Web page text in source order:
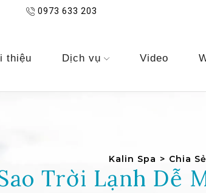
0973 633 203
thiệu Dịch vụ Video
Kalin Spa > Chia Sẻ
Trời Lạnh Dễ